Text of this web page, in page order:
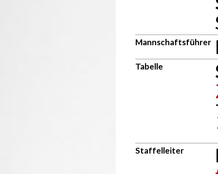
Mannschaftsführer
Tabelle
Staffelleiter